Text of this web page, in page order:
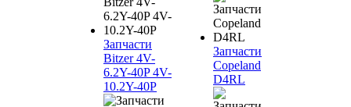
Запчасти
Bitzer 4V-
6.2Y-40P 4V-
10.2Y-40P
Запчасти
Copeland
D4RL